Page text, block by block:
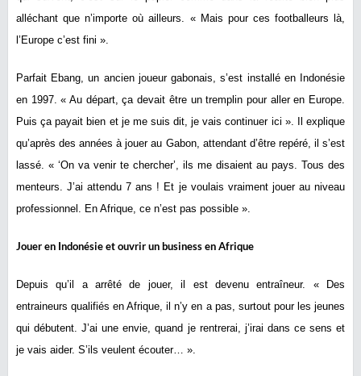
alléchant que n’importe où ailleurs. « Mais pour ces footballeurs là,
l’Europe c’est fini ».
Parfait Ebang, un ancien joueur gabonais, s’est installé en Indonésie
en 1997. « Au départ, ça devait être un tremplin pour aller en Europe.
Puis ça payait bien et je me suis dit, je vais continuer ici ». Il explique
qu’après des années à jouer au Gabon, attendant d’être repéré, il s’est
lassé. « ‘On va venir te chercher’, ils me disaient au pays. Tous des
menteurs. J’ai attendu 7 ans ! Et je voulais vraiment jouer au niveau
professionnel. En Afrique, ce n’est pas possible ».
Jouer en Indonésie et ouvrir un business en Afrique
Depuis qu’il a arrêté de jouer, il est devenu entraîneur. « Des
entraineurs qualifiés en Afrique, il n’y en a pas, surtout pour les jeunes
qui débutent. J’ai une envie, quand je rentrerai, j’irai dans ce sens et
je vais aider. S’ils veulent écouter… ».